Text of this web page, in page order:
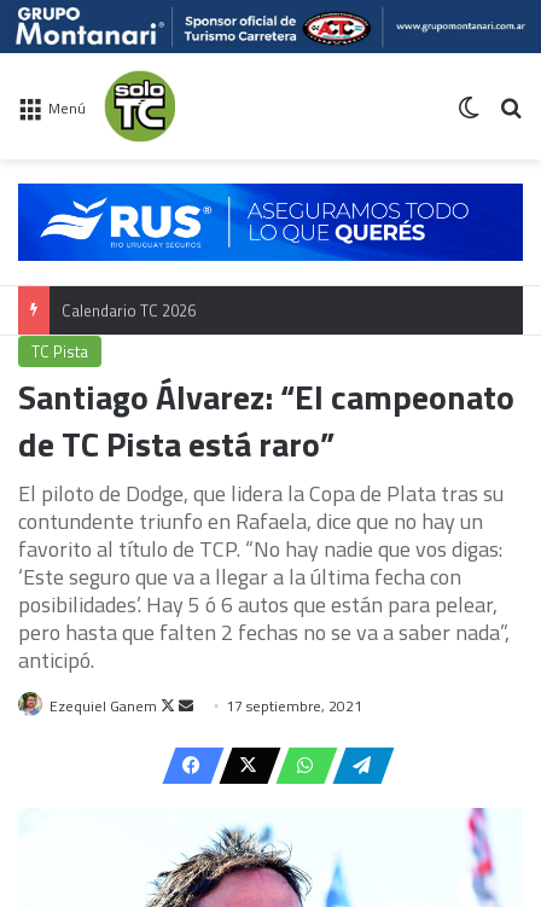
Menú
Calendario TC 2026
TC Pista
Santiago Álvarez: “El campeonato
de TC Pista está raro”
El piloto de Dodge, que lidera la Copa de Plata tras su
contundente triunfo en Rafaela, dice que no hay un
favorito al título de TCP. “No hay nadie que vos digas:
‘Este seguro que va a llegar a la última fecha con
posibilidades’. Hay 5 ó 6 autos que están para pelear,
pero hasta que falten 2 fechas no se va a saber nada”,
anticipó.
Ezequiel Ganem
Follow
X
Send
email
17 septiembre, 2021